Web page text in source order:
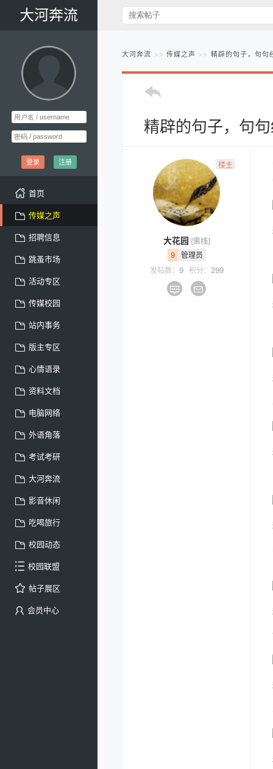
大河奔流
登录 注册
首页
传媒之声
招聘信息
跳蚤市场
活动专区
传媒校园
站内事务
版主专区
心情语录
资料文档
电脑网络
外语角落
考试考研
大河奔流
影音休闲
吃喝旅行
校园动态
校园联盟
帖子展区
会员中心
大河奔流 传媒之声 精辟的句子，句句
精辟的句子，句
楼主
大花园 [离线]
9
管理员
发帖数： 9 积分： 299